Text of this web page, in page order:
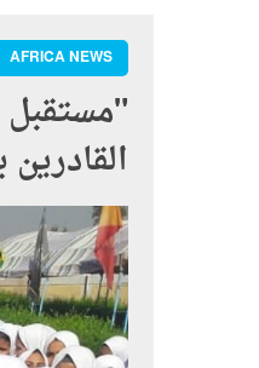
AFRICA NEWS
"مستقبل